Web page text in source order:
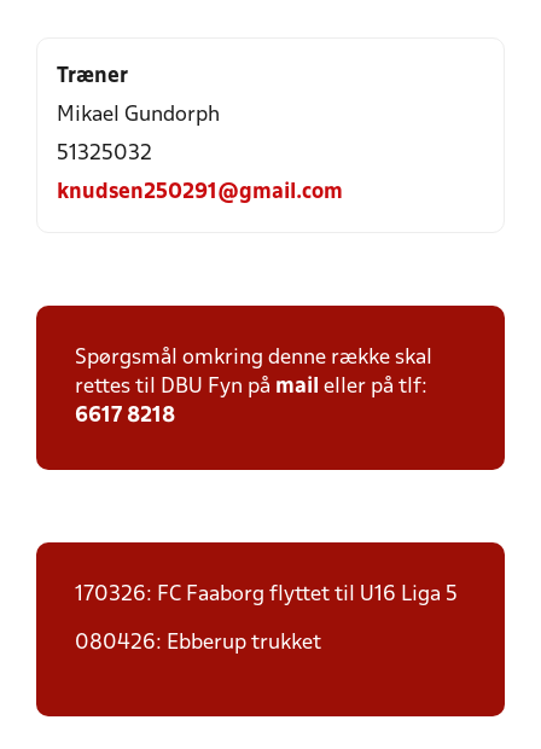
Træner
Mikael Gundorph
51325032
knudsen250291@gmail.com
Spørgsmål omkring denne række skal
rettes til DBU Fyn på mail eller på tlf:
6617 8218
170326: FC Faaborg flyttet til U16 Liga 5
080426: Ebberup trukket